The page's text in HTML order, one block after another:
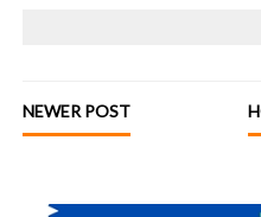
NEWER POST